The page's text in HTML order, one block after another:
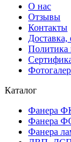
О нас
Отзывы
Контакты
Доставка,
Политика
Каталог
Фанера
Фанера
Фанера